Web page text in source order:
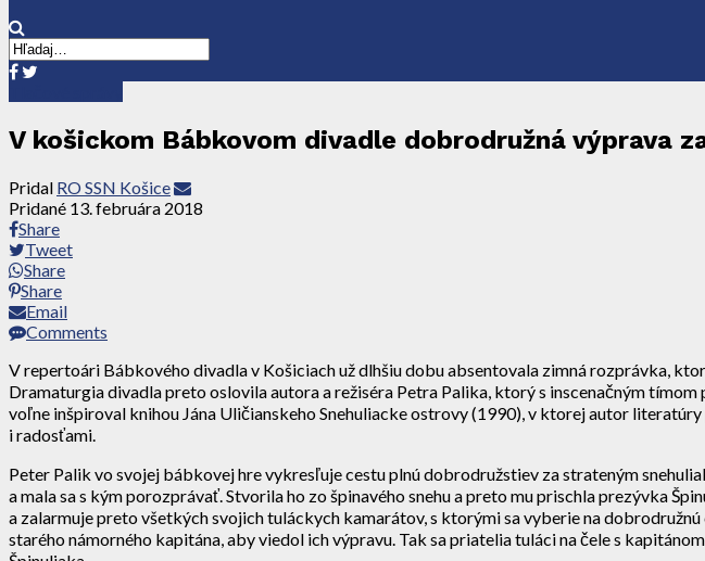
V košickom Bábkovom divadle dobrodružná výprava
Pridal RO SSN Košice
Pridané 13. februára 2018
Share
Tweet
Share
Share
Email
Comments
V repertoári Bábkového divadla v Košiciach už dlhšiu dobu absentovala zimná rozprávka,
Dramaturgia divadla preto oslovila autora a režiséra Petra Palika, ktorý s inscenačným
voľne inšpiroval knihou Jána Uličianskeho Snehuliacke ostrovy (1990), v ktorej autor
i radosťami.
Peter Palik vo svojej bábkovej hre vykresľuje cestu plnú dobrodružstiev za strateným
a mala sa s kým porozprávať. Stvorila ho zo špinavého snehu a preto mu prischla prezývka
a zalarmuje preto všetkých svojich tuláckych kamarátov, s ktorými sa vyberie na
starého námorného kapitána, aby viedol ich výpravu. Tak sa priatelia tuláci na čele s